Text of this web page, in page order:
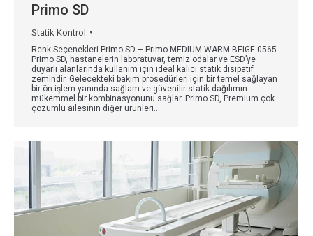
Primo SD
Statik Kontrol
Renk Seçenekleri Primo SD – Primo MEDIUM WARM BEIGE 0565
Primo SD, hastanelerin laboratuvar, temiz odalar ve ESD’ye
duyarlı alanlarında kullanım için ideal kalıcı statik disipatif
zemindir. Gelecekteki bakım prosedürleri için bir temel sağlayan
bir ön işlem yanında sağlam ve güvenilir statik dağılımın
mükemmel bir kombinasyonunu sağlar. Primo SD, Premium çok
çözümlü ailesinin diğer ürünleri…